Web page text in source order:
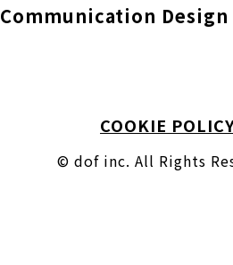
Communication Design
COOKIE
© dof inc. All Rights